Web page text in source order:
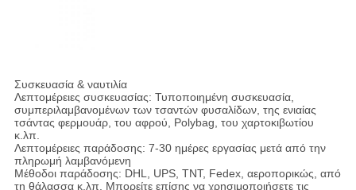
Συσκευασία & ναυτιλία
Λεπτομέρειες συσκευασίας: Τυποποιημένη συσκευασία,
συμπεριλαμβανομένων των τσαντών φυσαλίδων, της ενιαίας
τσάντας φερμουάρ, του αφρού, Polybag, του χαρτοκιβωτίου
κ.λπ.
Λεπτομέρειες παράδοσης: 7-30 ημέρες εργασίας μετά από την
πληρωμή λαμβανόμενη
Μέθοδοι παράδοσης: DHL, UPS, TNT, Fedex, αεροπορικώς, από
τη θάλασσα κ.λπ. Μπορείτε επίσης να χρησιμοποιήσετε τις